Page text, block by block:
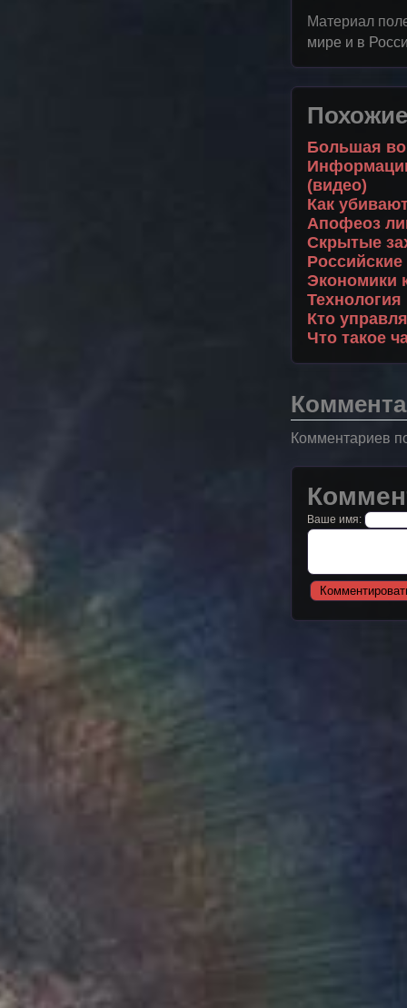
Материал
мире и в
Большая
(видео)
Как
Апофеоз
Скрытые
Экономики
Кто
Что такое
Комментариев
Ваше имя: